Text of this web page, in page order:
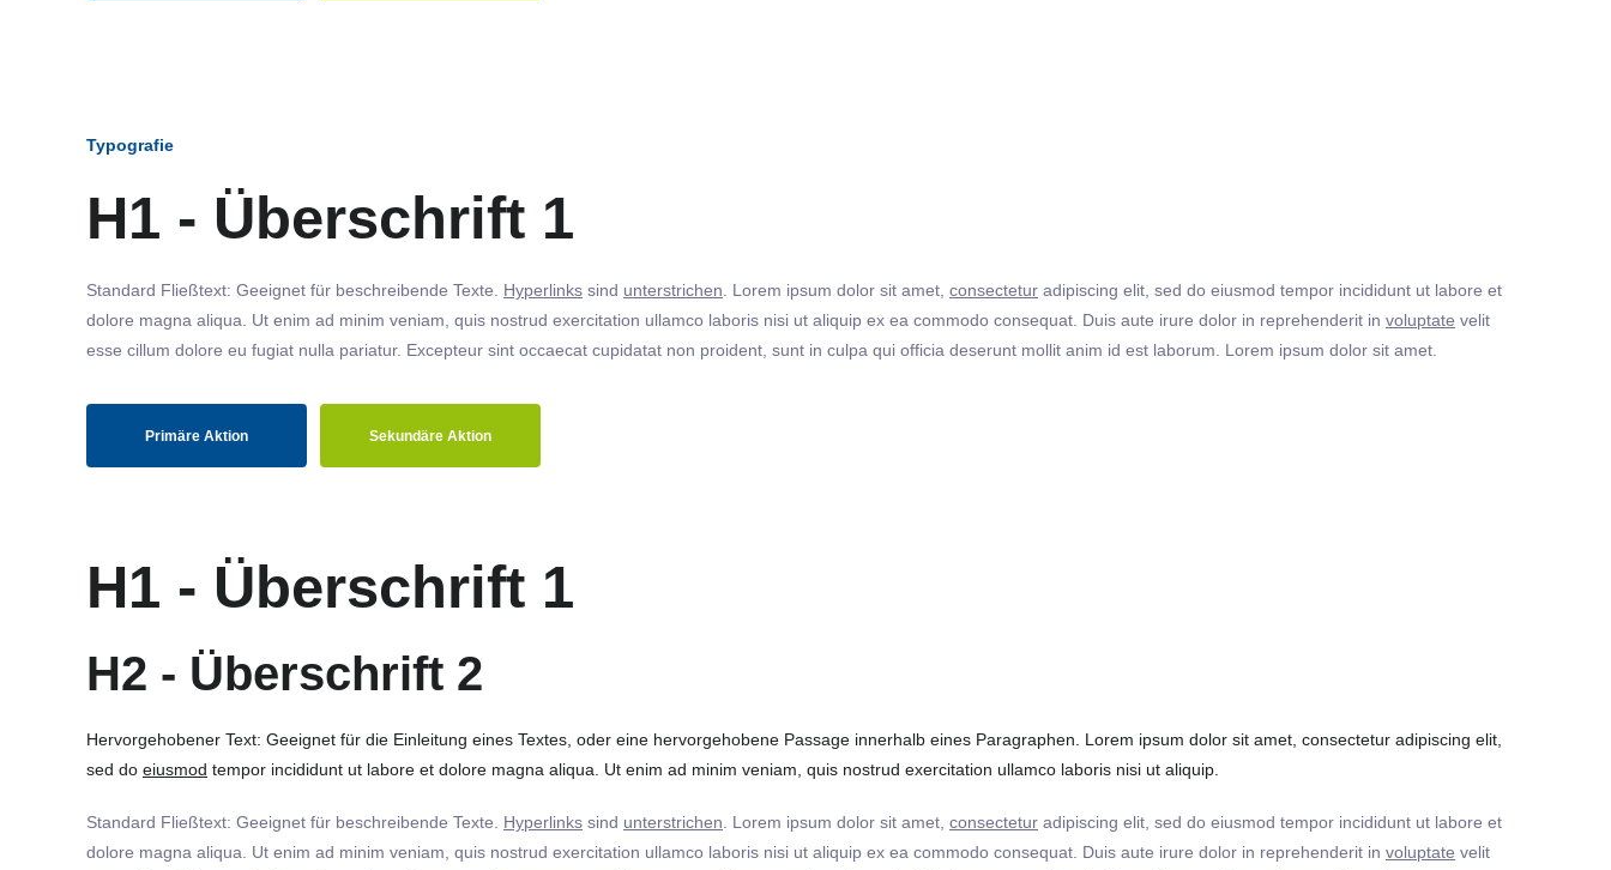
Typografie
H1 - Überschrift 1
Standard Fließtext: Geeignet für beschreibende Texte. Hyperlinks sind unterstrichen . Lorem ipsum dolor sit amet, consectetur adipiscing elit, sed do eiusmod tempor incididunt ut labore et
dolore magna aliqua. Ut enim ad minim veniam, quis nostrud exercitation ullamco laboris nisi ut aliquip ex ea commodo consequat. Duis aute irure dolor in reprehenderit in voluptate velit
esse cillum dolore eu fugiat nulla pariatur. Excepteur sint occaecat cupidatat non proident, sunt in culpa qui officia deserunt mollit anim id est laborum. Lorem ipsum dolor sit amet.
Primäre Aktion Sekundäre Aktion
H1 - Überschrift 1
H2 - Überschrift 2
Hervorgehobener Text: Geeignet für die Einleitung eines Textes, oder eine hervorgehobene Passage innerhalb eines Paragraphen. Lorem ipsum dolor sit amet, consectetur adipiscing elit,
sed do eiusmod tempor incididunt ut labore et dolore magna aliqua. Ut enim ad minim veniam, quis nostrud exercitation ullamco laboris nisi ut aliquip.
Standard Fließtext: Geeignet für beschreibende Texte. Hyperlinks sind unterstrichen. Lorem ipsum dolor sit amet, consectetur adipiscing elit, sed do eiusmod tempor incididunt ut labore et
dolore magna aliqua. Ut enim ad minim veniam, quis nostrud exercitation ullamco laboris nisi ut aliquip ex ea commodo consequat. Duis aute irure dolor in reprehenderit in voluptate velit